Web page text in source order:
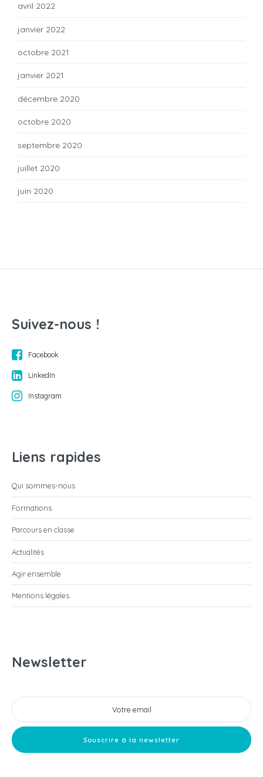
avril 2022
janvier 2022
octobre 2021
janvier 2021
décembre 2020
octobre 2020
septembre 2020
juillet 2020
juin 2020
Suivez-nous !
Facebook
LinkedIn
Instagram
Liens rapides
Qui sommes-nous
Formations
Parcours en classe
Actualités
Agir ensemble
Mentions légales
Newsletter